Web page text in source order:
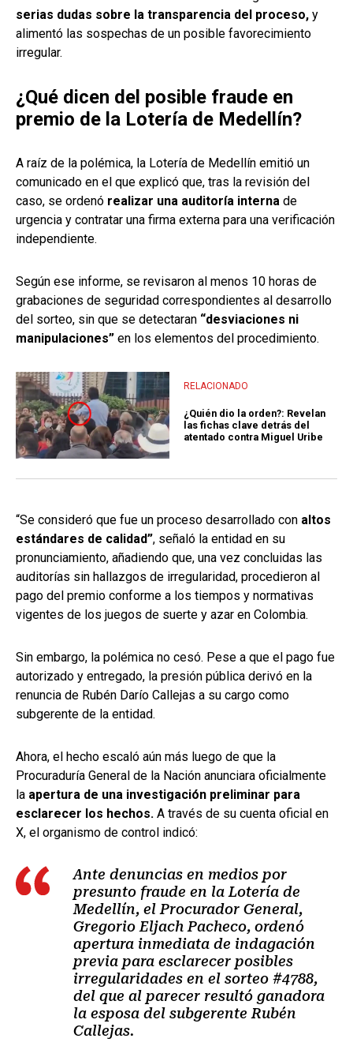
serias dudas sobre la transparencia del proceso, y
alimentó las sospechas de un posible favorecimiento
irregular.
¿Qué dicen del posible fraude en
premio de la Lotería de Medellín?
A raíz de la polémica, la Lotería de Medellín emitió un
comunicado en el que explicó que, tras la revisión del
caso, se ordenó realizar una auditoría interna de
urgencia y contratar una firma externa para una verificación
independiente.
Según ese informe, se revisaron al menos 10 horas de
grabaciones de seguridad correspondientes al desarrollo
del sorteo, sin que se detectaran “desviaciones ni
manipulaciones” en los elementos del procedimiento.
RELACIONADO
¿Quién dio la orden?: Revelan
las fichas clave detrás del
atentado contra Miguel Uribe
“Se consideró que fue un proceso desarrollado con altos
estándares de calidad”, señaló la entidad en su
pronunciamiento, añadiendo que, una vez concluidas las
auditorías sin hallazgos de irregularidad, procedieron al
pago del premio conforme a los tiempos y normativas
vigentes de los juegos de suerte y azar en Colombia.
Sin embargo, la polémica no cesó. Pese a que el pago fue
autorizado y entregado, la presión pública derivó en la
renuncia de Rubén Darío Callejas a su cargo como
subgerente de la entidad.
Ahora, el hecho escaló aún más luego de que la
Procuraduría General de la Nación anunciara oficialmente
la apertura de una investigación preliminar para
esclarecer los hechos. A través de su cuenta oficial en
X, el organismo de control indicó:
Ante denuncias en medios por
presunto fraude en la Lotería de
Medellín, el Procurador General,
Gregorio Eljach Pacheco, ordenó
apertura inmediata de indagación
previa para esclarecer posibles
irregularidades en el sorteo #4788,
del que al parecer resultó ganadora
la esposa del subgerente Rubén
Callejas.